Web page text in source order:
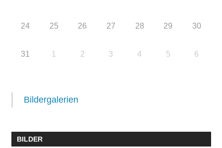
24 25 26 27 28 29 30
31 1 2 3 4 5 6
Bildergalerien
BILDER